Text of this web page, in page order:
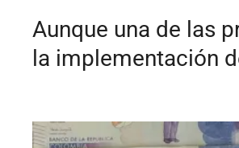
Aunque una de las
la implementación